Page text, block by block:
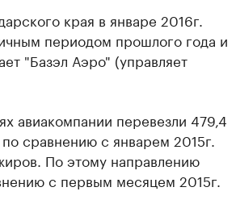
края в январе 2016г.
периодом прошлого года и
"Базэл Аэро" (управляет
авиакомпании перевезли 479,4
сравнению с январем 2015г.
По этому направлению
с первым месяцем 2015г.